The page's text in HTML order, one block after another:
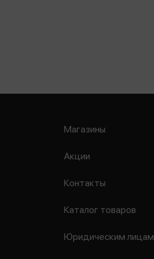
Магазины
Акции
Контакты
Каталог товаров
Юридическим лицам